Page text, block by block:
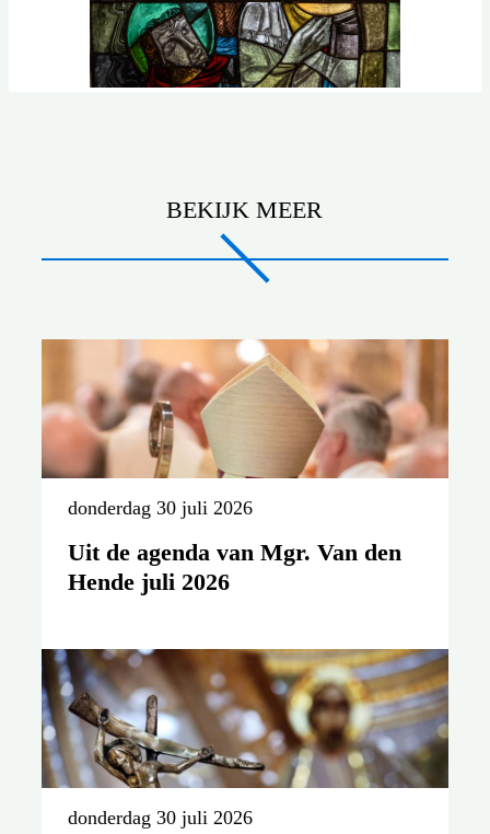
BEKIJK MEER
donderdag 30 juli 2026
Uit de agenda van Mgr. Van den
Hende juli 2026
donderdag 30 juli 2026